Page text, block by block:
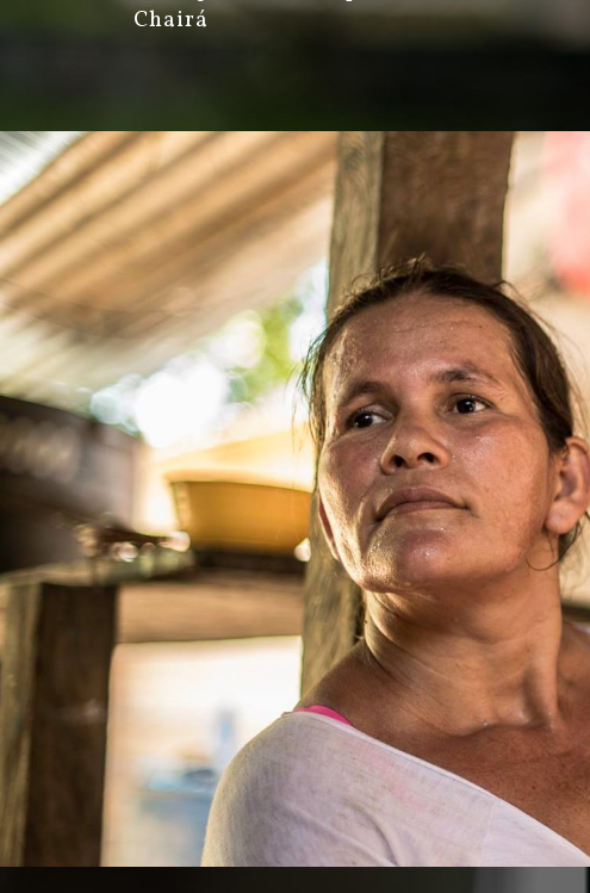
Chairá